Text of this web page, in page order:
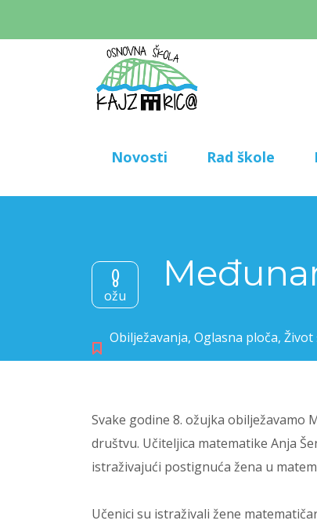
Novosti Rad škole
8
ožu
Obilježavanja, Oglasna ploča, Život
Svake godine 8. ožujka obilježavamo
društvu. Učiteljica matematike Anja
istraživajući postignuća žena u
Učenici su istraživali žene